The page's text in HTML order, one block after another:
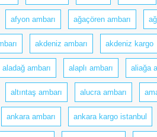
afyon ambarı ağaçören ambarı
akdeniz ambarı akdeniz kargo
aladağ ambarı alaplı ambarı aliağa
altıntaş ambarı alucra ambarı
ankara ambarı ankara kargo istanbul